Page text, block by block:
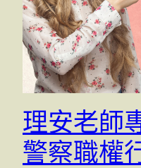
理安老師
警察職權